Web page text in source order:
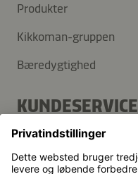
Produkter
Kikkoman-gruppen
Bæredygtighed
KUNDESERVICE
FAQ
Kontakt